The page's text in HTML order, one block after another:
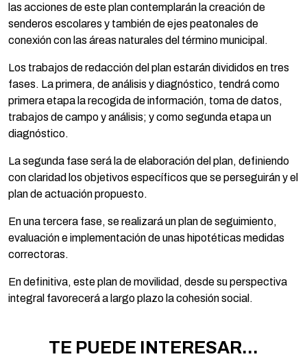
las acciones de este plan contemplarán la creación de
senderos escolares y también de ejes peatonales de
conexión con las áreas naturales del término municipal.
Los trabajos de redacción del plan estarán divididos en tres
fases. La primera, de análisis y diagnóstico, tendrá como
primera etapa la recogida de información, toma de datos,
trabajos de campo y análisis; y como segunda etapa un
diagnóstico.
La segunda fase será la de elaboración del plan, definiendo
con claridad los objetivos específicos que se perseguirán y el
plan de actuación propuesto.
En una tercera fase, se realizará un plan de seguimiento,
evaluación e implementación de unas hipotéticas medidas
correctoras.
En definitiva, este plan de movilidad, desde su perspectiva
integral favorecerá a largo plazo la cohesión social.
TE PUEDE INTERESAR...